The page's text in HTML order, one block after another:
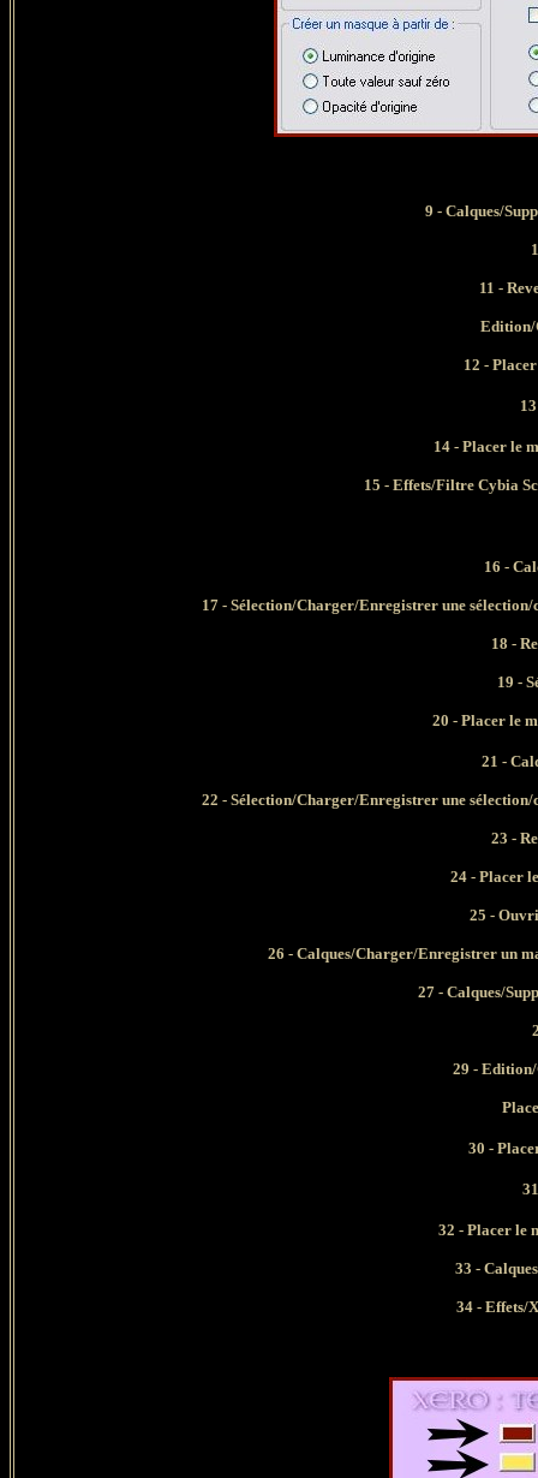
9 - Calques/
11 -
Edition/
12 - Placer
14 - Placer le
15 - Effets/Filtre Cybia
16 -
17 - Sélection/Charger/Enregistrer une
18 -
19 -
20 - Placer le
21 -
22 - Sélection/Charger/Enregistrer une
23 -
24 - Placer
25 -
26 - Calques/Charger/Enregistrer un
27 - Calques/
29 - Edition/
P
30 -
32 - Placer le
33 -
34 - Effets/